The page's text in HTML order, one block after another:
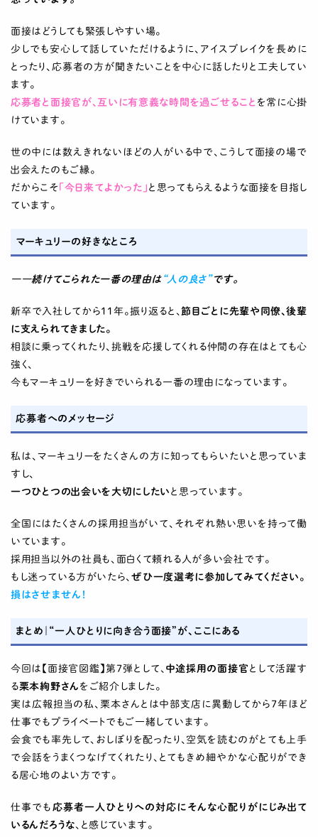
面接はどうしても緊張しやすい場。
少しでも安心して話していただけるように、アイスブレイクを長めに
とったり、応募者の方が聞きたいことを中心に話したりと工夫してい
ます。
応募者と面接官が、互いに有意義な時間を過ごせること を常に心掛
けています。
世の中には数えきれないほどの人がいる中で、こうして面接の場で
出会えたのもご縁。
だからこそ 「今日来てよかった」 と思ってもらえるような面接を目指し
ています。
マーキュリーの好きなところ
――続けてこられた一番の理由は“人の良さ”です。
新卒で入社してから11年。振り返ると、節目ごとに先輩や同僚、後輩
に支えられてきました。
相談に乗ってくれたり、挑戦を応援してくれる仲間の存在はとても心
強く、
今もマーキュリーを好きでいられる一番の理由になっています。
応募者へのメッセージ
私は、マーキュリーをたくさんの方に知ってもらいたいと思っていま
すし、
一つひとつの出会いを大切にしたい と思っています。
全国にはたくさんの採用担当がいて、それぞれ熱い思いを持って働
いています。
採用担当以外の社員も、面白くて頼れる人が多い会社です。
もし迷っている方がいたら、ぜひ一度選考に参加してみてください。
損はさせません！
まとめ｜“一人ひとりに向き合う面接”が、ここにある
今回は【面接官図鑑】第7弾として、 中途採用の面接官 として活躍す
る栗本絢野さん をご紹介しました。
実は広報担当の私、栗本さんとは中部支店に異動してから7年ほど
仕事でもプライベートでもご一緒しています。
会食でも率先して、おしぼりを配ったり、空気を読むのがとても上手
で会話をうまくつなげてくれたり、とてもきめ細やかな心配りができ
る居心地のよい方です。
仕事でも 応募者一人ひとりへの対応にそんな心配りがにじみ出て
いるんだろうな、と感じています。